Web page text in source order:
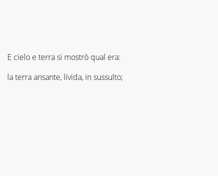
E cielo e terra si mostrò qual era:
la terra ansante, livida, in sussulto;